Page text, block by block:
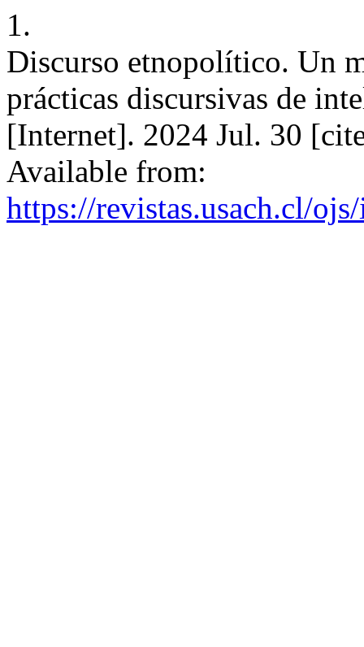
1.
Discurso etnopolítico. Un
prácticas discursivas de
[Internet]. 2024 Jul. 30
Available from:
https://revistas.usach.cl/